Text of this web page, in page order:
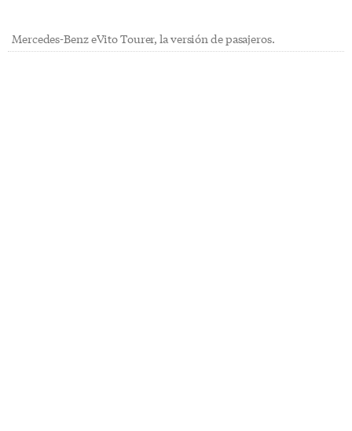
Mercedes-Benz eVito Tourer, la versión de pasajeros.